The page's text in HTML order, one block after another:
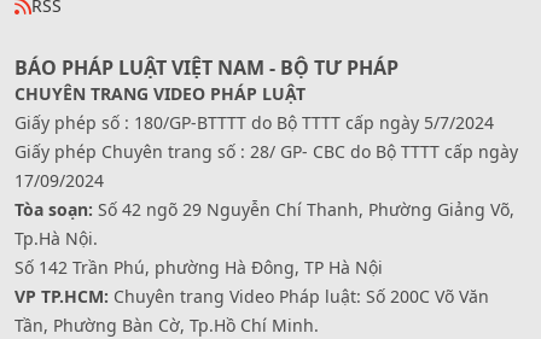
RSS
BÁO PHÁP LUẬT VIỆT NAM - BỘ TƯ PHÁP
CHUYÊN TRANG VIDEO PHÁP LUẬT
Giấy phép số : 180/GP-BTTTT do Bộ TTTT cấp ngày 5/7/2024
Giấy phép Chuyên trang số : 28/ GP- CBC do Bộ TTTT cấp ngày
17/09/2024
Tòa soạn: Số 42 ngõ 29 Nguyễn Chí Thanh, Phường Giảng Võ,
Tp.Hà Nội.
Số 142 Trần Phú, phường Hà Đông, TP Hà Nội
VP TP.HCM: Chuyên trang Video Pháp luật: Số 200C Võ Văn
Tần, Phường Bàn Cờ, Tp.Hồ Chí Minh.